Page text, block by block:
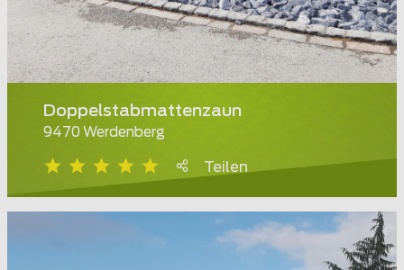
Doppelstabmattenzaun
9470 Werdenberg
Teilen